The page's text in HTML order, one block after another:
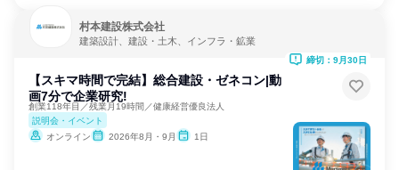
村本建設株式会社
建築設計、建設・土木、インフラ・鉱業
【スキマ時間で完結】総合建設・ゼネコン|動
画7分で企業研究!
創業118年目／残業月19時間／健康経営優良法人
説明会・イベント
オンライン
2026年8月・9月 1日
締切：9月30日